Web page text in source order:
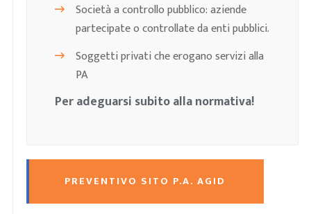
Società a controllo pubblico: aziende
partecipate o controllate da enti pubblici.
Soggetti privati che erogano servizi alla
PA
Per adeguarsi subito alla normativa!
PREVENTIVO SITO P.A. AGID